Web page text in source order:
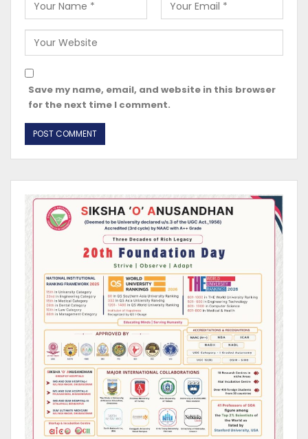
Save my name, email, and website in this browser
for the next time I comment.